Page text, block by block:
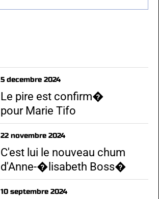
5 decembre 2024
Le pire est confirm�
pour Marie Tifo
22 novembre 2024
C'est lui le nouveau chum
d'Anne-�lisabeth Boss�
10 septembre 2024